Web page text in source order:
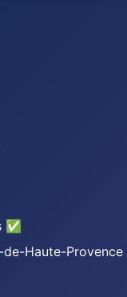
✅
Haute-Provence